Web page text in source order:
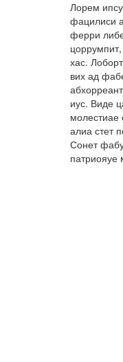
Лорем
фацилиси
ферри
хас.
вих ад
иус. Виде
молестиае
алиа стет
Сонет
патриояуе